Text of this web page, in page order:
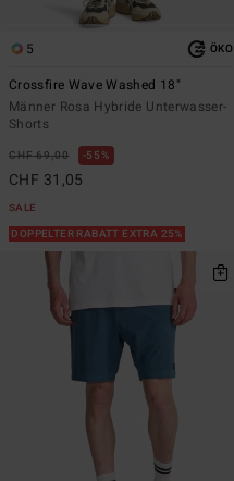
5 ÖKO
Crossfire Wave Washed 18"
Männer Rosa Hybride Unterwasser-
Shorts
CHF 69,00 55%
CHF 31,05
SALE
DOPPELTER RABATT EXTRA 25%